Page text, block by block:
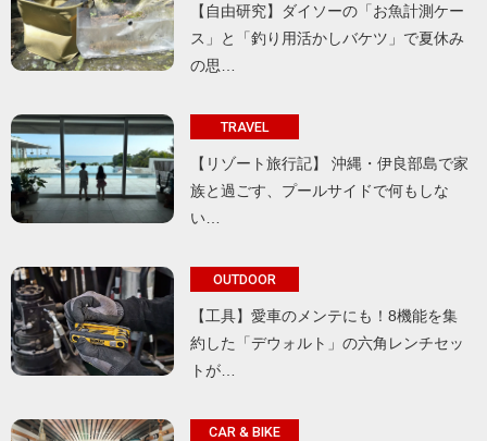
【自由研究】ダイソーの「お魚計測ケー
ス」と「釣り用活かしバケツ」で夏休み
の思…
TRAVEL
【リゾート旅行記】 沖縄・伊良部島で家
族と過ごす、プールサイドで何もしな
い…
OUTDOOR
【工具】愛車のメンテにも！8機能を集
約した「デウォルト」の六角レンチセッ
トが…
CAR & BIKE